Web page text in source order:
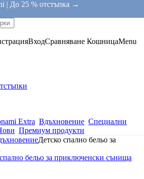
| До 25 % отстъпка →
ВходСравняване КошницаMenu
Extra Вдъхновение Специални
Премиум продукти
Детско спално бельо за
бельо за приключенски сънища